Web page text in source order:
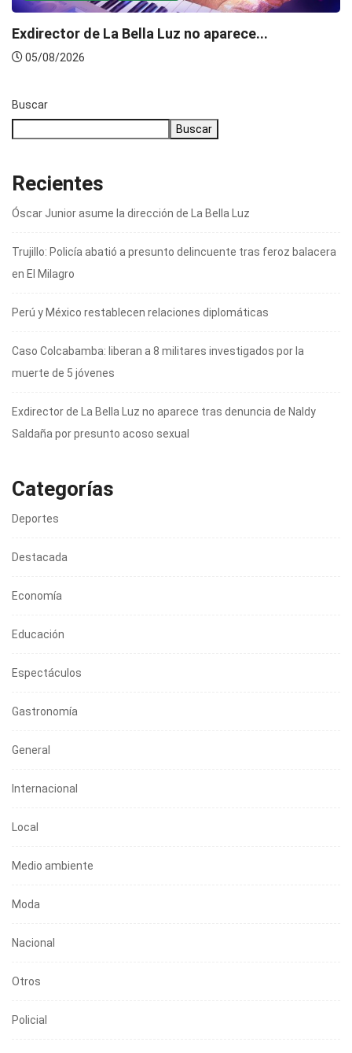
Exdirector de La Bella Luz no aparece...
05/08/2026
Buscar
Buscar
Recientes
Óscar Junior asume la dirección de La Bella Luz
Trujillo: Policía abatió a presunto delincuente tras feroz balacera
en El Milagro
Perú y México restablecen relaciones diplomáticas
Caso Colcabamba: liberan a 8 militares investigados por la
muerte de 5 jóvenes
Exdirector de La Bella Luz no aparece tras denuncia de Naldy
Saldaña por presunto acoso sexual
Categorías
Deportes
Destacada
Economía
Educación
Espectáculos
Gastronomía
General
Internacional
Local
Medio ambiente
Moda
Nacional
Otros
Policial